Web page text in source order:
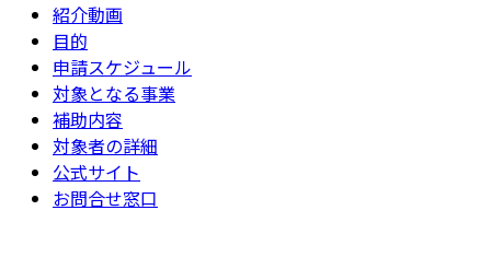
紹介動画
目的
申請スケジュール
対象となる事業
補助内容
対象者の詳細
公式サイト
お問合せ窓口